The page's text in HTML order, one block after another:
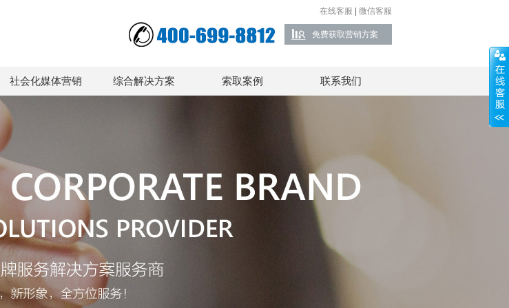
在线客服 微信客服
免费获取营销方案
社会化媒体营销 综合解决方案 索取案例 联系我们